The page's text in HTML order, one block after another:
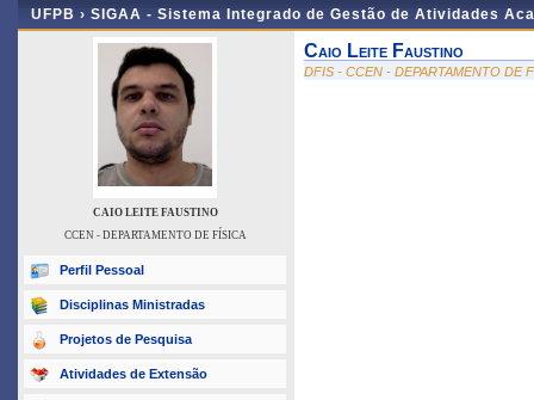
UFPB › SIGAA - Sistema Integrado de Gestão de Atividades
CAIO LEITE FAUSTINO
CCEN - DEPARTAMENTO DE FÍSICA
Perfil Pessoal
Disciplinas Ministradas
Projetos de Pesquisa
Atividades de Extensão
Caio Leite Faustino
DFIS - CCEN - DEPARTAMENTO DE